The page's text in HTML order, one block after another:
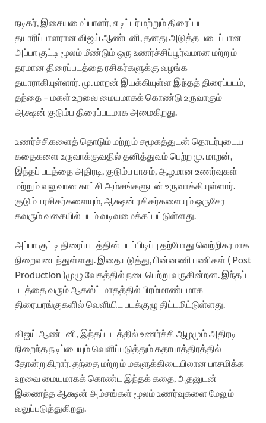
நடிகர், இசையமைப்பாளர், எடிட்டர் மற்றும் திரைப்பட
தயாரிப்பாளரான விஜய் ஆண்டனி, தனது அடுத்த படைப்பான
அப்பா குட்டி மூலம் மீண்டும் ஒரு உணர்ச்சிப்பூர்வமான மற்றும்
தரமான திரைப்படத்தை ரசிகர்களுக்கு வழங்க
தயாராகியுள்ளார். மு. மாறன் இயக்கியுள்ள இந்தத் திரைப்படம்,
தந்தை – மகள் உறவை மையமாகக் கொண்டு உருவாகும்
ஆக்ஷன் குடும்ப திரைப்படமாக அமைகிறது.
உணர்ச்சிகளைத் தொடும் மற்றும் சமூகத்துடன் தொடர்புடைய
கதைகளை உருவாக்குவதில் தனித்துவம் பெற்ற மு. மாறன்,
இந்தப் படத்தை அதிரடி, குடும்ப பாசம், ஆழமான உணர்வுகள்
மற்றும் வலுவான காட்சி அம்சங்களுடன் உருவாக்கியுள்ளார்.
குடும்ப ரசிகர்களையும், ஆக்ஷன் ரசிகர்களையும் ஒருசேர
கவரும் வகையில் படம் வடிவமைக்கப்பட்டுள்ளது.
அப்பா குட்டி திரைப்படத்தின் படப்பிடிப்பு தற்போது வெற்றிகரமாக
நிறைவடைந்துள்ளது. இதையடுத்து, பின்னணி பணிகள் ( Post
Production )முழு வேகத்தில் நடைபெற்று வருகின்றன. இந்தப்
படத்தை வரும் ஆகஸ்ட் மாதத்தில் பிரம்மாண்டமாக
திரையரங்குகளில் வெளியிட படக்குழு திட்டமிட்டுள்ளது.
விஜய் ஆண்டனி, இந்தப் படத்தில் உணர்ச்சி ஆழமும் அதிரடி
நிறைந்த நடிப்பையும் வெளிப்படுத்தும் கதாபாத்திரத்தில்
தோன்றுகிறார். தந்தை மற்றும் மகளுக்கிடையிலான பாசமிக்க
உறவை மையமாகக் கொண்ட இந்தக் கதை, அதனுடன்
இணைந்த ஆக்ஷன் அம்சங்கள் மூலம் உணர்வுகளை மேலும்
வலுப்படுத்துகிறது.